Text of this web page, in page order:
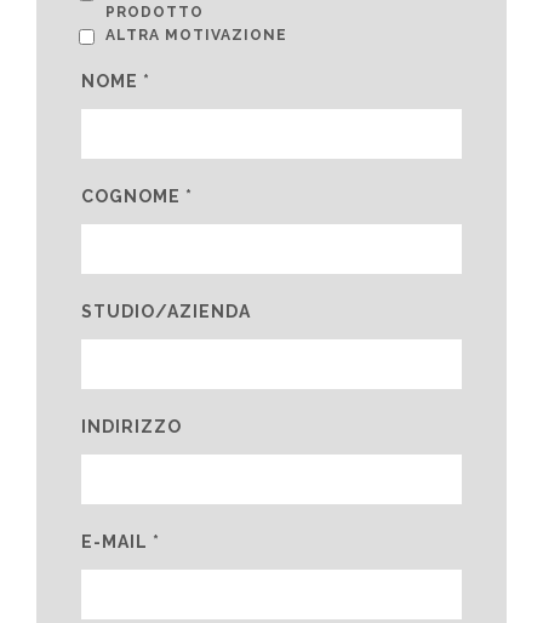
PRODOTTO
ALTRA MOTIVAZIONE
NOME *
COGNOME *
STUDIO/AZIENDA
INDIRIZZO
E-MAIL *